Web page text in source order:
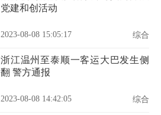
党建和创活动
2023-08-08 15:05:17 综合
浙江温州至泰顺一客运大巴发生侧
翻 警方通报
2023-08-08 14:42:05 综合